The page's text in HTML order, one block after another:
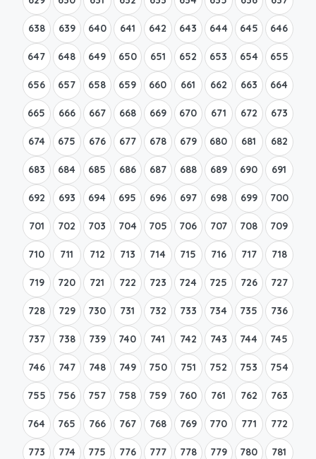
638 639 640 641 642 643 644 645 646
647 648 649 650 651 652 653 654 655
656 657 658 659 660 661 662 663 664
665 666 667 668 669 670 671 672 673
674 675 676 677 678 679 680 681 682
683 684 685 686 687 688 689 690 691
692 693 694 695 696 697 698 699 700
701 702 703 704 705 706 707 708 709
710 711 712 713 714 715 716 717 718
719 720 721 722 723 724 725 726 727
728 729 730 731 732 733 734 735 736
737 738 739 740 741 742 743 744 745
746 747 748 749 750 751 752 753 754
755 756 757 758 759 760 761 762 763
764 765 766 767 768 769 770 771 772
773 774 775 776 777 778 779 780 781